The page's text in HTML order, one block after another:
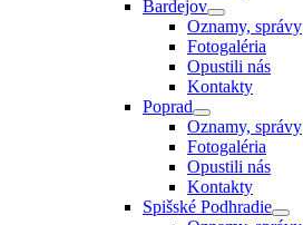
Bardejov
Oznamy, správy
Fotogaléria
Opustili nás
Kontakty
Poprad
Oznamy, správy
Fotogaléria
Opustili nás
Kontakty
Spišské Podhradie